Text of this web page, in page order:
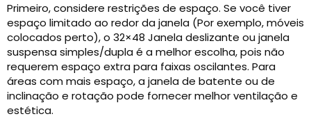
Primeiro, considere restrições de espaço. Se você tiver
espaço limitado ao redor da janela (Por exemplo, móveis
colocados perto), o 32×48 Janela deslizante ou janela
suspensa simples/dupla é a melhor escolha, pois não
requerem espaço extra para faixas oscilantes. Para
áreas com mais espaço, a janela de batente ou de
inclinação e rotação pode fornecer melhor ventilação e
estética.